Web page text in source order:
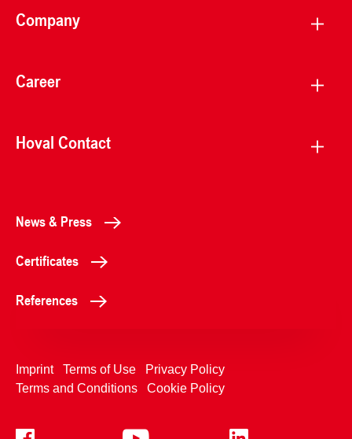
Company
Career
Hoval Contact
News & Press
Certificates
References
Imprint Terms of Use
Privacy Policy
Terms and Conditions
Cookie Policy